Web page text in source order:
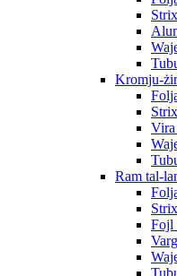
Kromju-
Ram tal-
Fojl